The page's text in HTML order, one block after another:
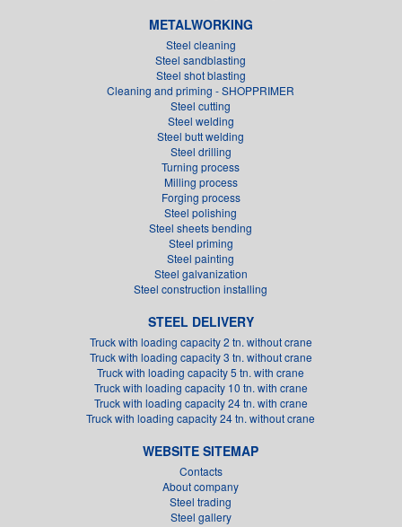
METALWORKING
Steel cleaning
Steel sandblasting
Steel shot blasting
Cleaning and priming - SHOPPRIMER
Steel cutting
Steel welding
Steel butt welding
Steel drilling
Turning process
Milling process
Forging process
Steel polishing
Steel sheets bending
Steel priming
Steel painting
Steel galvanization
Steel construction installing
STEEL DELIVERY
Truck with loading capacity 2 tn. without crane
Truck with loading capacity 3 tn. without crane
Truck with loading capacity 5 tn. with crane
Truck with loading capacity 10 tn. with crane
Truck with loading capacity 24 tn. with crane
Truck with loading capacity 24 tn. without crane
WEBSITE SITEMAP
Contacts
About company
Steel trading
Steel gallery